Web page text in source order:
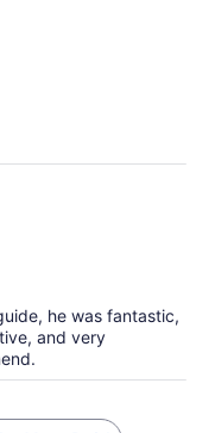
he was fantastic,
and very